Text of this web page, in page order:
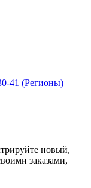
41 (Регионы)
новый,
заказами,